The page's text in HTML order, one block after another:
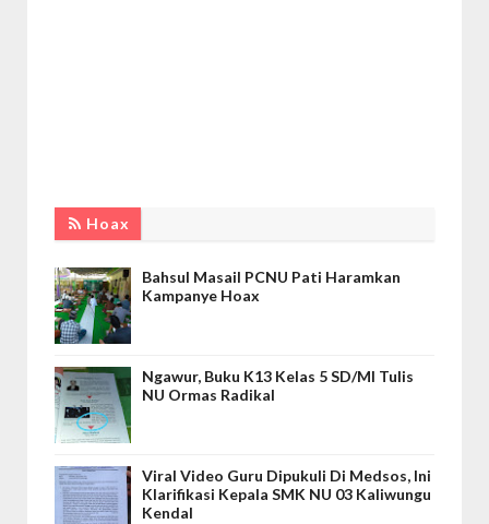
Hoax
Bahsul Masail PCNU Pati Haramkan
Kampanye Hoax
Ngawur, Buku K13 Kelas 5 SD/MI Tulis
NU Ormas Radikal
Viral Video Guru Dipukuli Di Medsos, Ini
Klarifikasi Kepala SMK NU 03 Kaliwungu
Kendal